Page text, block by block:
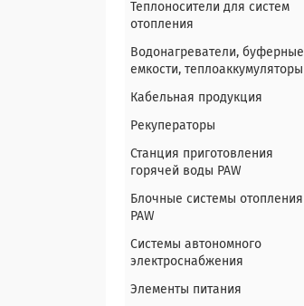
Теплоносители для систем
отопления
Водонагреватели, буферные
емкости, теплоаккумуляторы
Кабельная продукция
Рекуператоры
Станция приготовления
горячей воды PAW
Блочные системы отопления
PAW
Системы автономного
электроснабжения
Элементы питания